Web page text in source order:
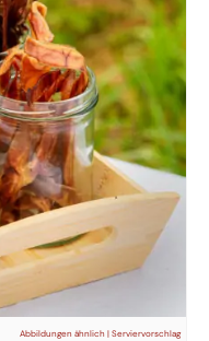
Abbildungen ähnlich | Serviervorschlag